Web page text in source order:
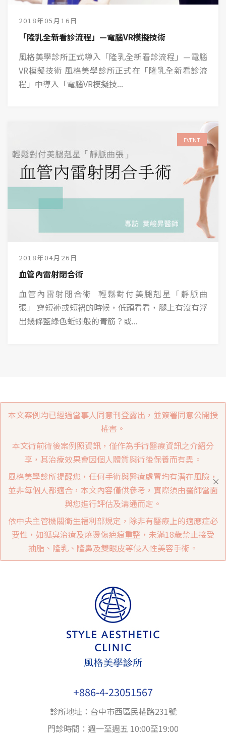
2018年05月16日
「隆乳全新看診流程」—電腦VR模擬技術
風格美學診所正式導入「隆乳全新看診流程」—電腦
VR模擬技術 風格美學診所正式在「隆乳全新看診流
程」中導入「電腦VR模擬技...
EVENT
2018年04月26日
血管內雷射閉合術
血管內雷射閉合術 輕鬆對付美腿剋星「靜脈曲
張」 穿短褲或短裙的時候，低頭看看，腿上有沒有浮
出幾條藍綠色蚯蚓般的青筋？或...
本文案例均已經過當事人同意刊登露出，並簽署同意公開授
權書。
本文術前術後案例照資訊，僅作為手術醫療資訊之介紹分
享，其治療效果會因個人體質與術後保養而有異。
風格美學診所提醒您，任何手術與醫療處置均有潛在風險，
並非每個人都適合，本文內容僅供參考，實際須由醫師當面
與您進行評估及溝通而定。
依中央主管機關衛生福利部規定，除非有醫療上的適應症必
要性，如狐臭治療及燒燙傷疤痕重整，未滿18歲禁止接受
抽脂、隆乳、隆鼻及雙眼皮等侵入性美容手術。
+886-4-23051567
診所地址：台中巿西區民權路231號
門診時間：週一至週五 10:00至19:00